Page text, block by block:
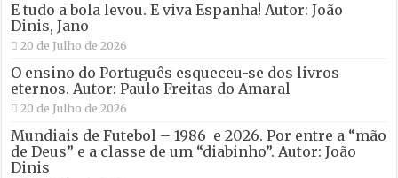
E tudo a bola levou. E viva Espanha! Autor: João
Dinis, Jano
20 de Julho de 2026
O ensino do Português esqueceu-se dos livros
eternos. Autor: Paulo Freitas do Amaral
20 de Julho de 2026
Mundiais de Futebol – 1986 e 2026. Por entre a “mão
de Deus” e a classe de um “diabinho”. Autor: João
Dinis